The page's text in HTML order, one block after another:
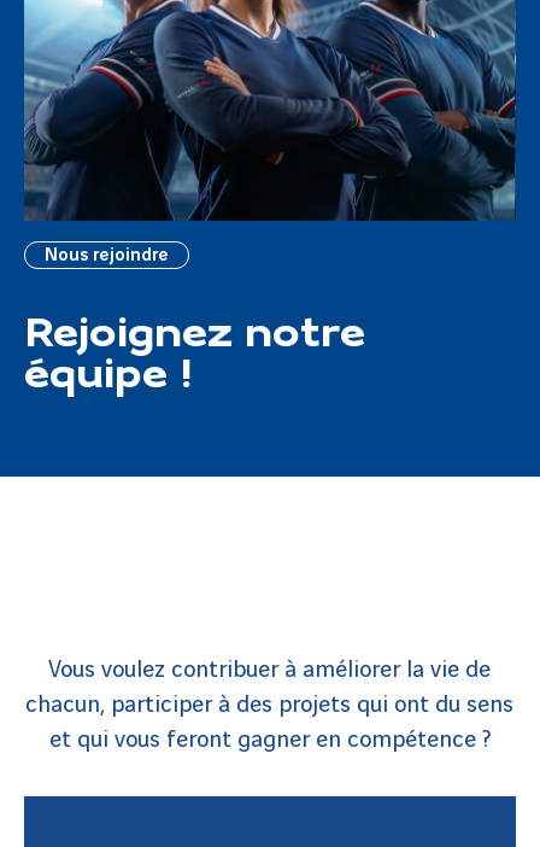
Nous rejoindre
Rejoignez notre
équipe !
Vous voulez contribuer à améliorer la vie de
chacun, participer à des projets qui ont du sens
et qui vous feront gagner en compétence ?